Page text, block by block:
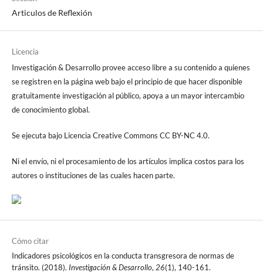
Articulos de Reflexión
Licencia
Investigación & Desarrollo provee acceso libre a su contenido a quienes
se registren en la página web bajo el principio de que hacer disponible
gratuitamente investigación al público, apoya a un mayor intercambio
de conocimiento global.
Se ejecuta bajo Licencia Creative Commons CC BY-NC 4.0.
Ni el envío, ni el procesamiento de los artículos implica costos para los
autores o instituciones de las cuales hacen parte.
Cómo citar
Indicadores psicológicos en la conducta transgresora de normas de
tránsito. (2018). Investigación & Desarrollo, 26(1), 140-161.